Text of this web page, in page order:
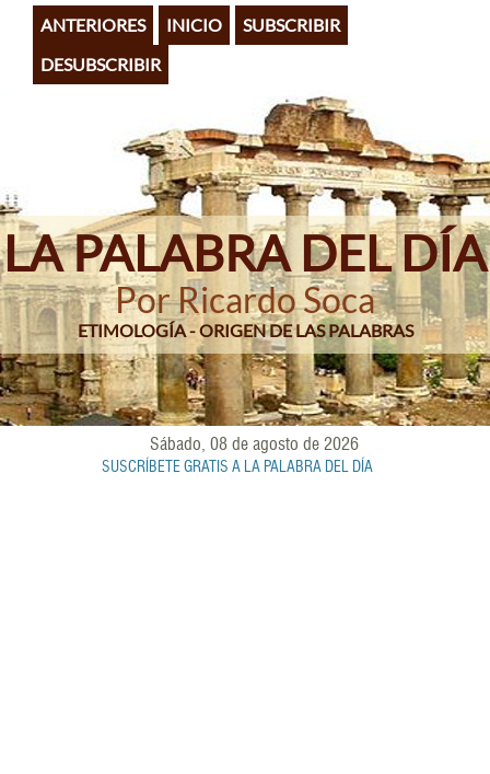
Pasar
contenido
principal
ANTERIORES INICIO
SUBSCRIBIR
DESUBSCRIBIR
LA PALABRA DEL DÍA
Por Ricardo Soca
ETIMOLOGÍA - ORIGEN DE LAS PALABRAS
Sábado, 08 de agosto de 2026
SUSCRÍBETE GRATIS A LA PALABRA DEL DÍA